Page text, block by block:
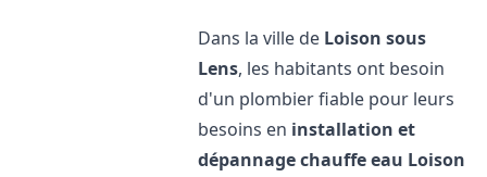
Dans la ville de Loison sous
Lens, les habitants ont besoin
d'un plombier fiable pour leurs
besoins en installation et
dépannage chauffe eau Loison